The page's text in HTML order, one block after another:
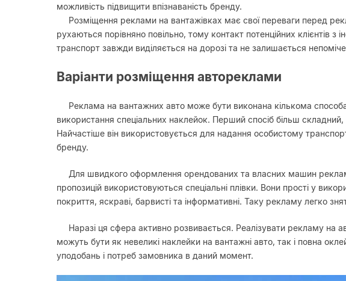
можливість підвищити впізнаваність бренду.
Розміщення реклами на вантажівках має свої переваги перед
рухаються порівняно повільно, тому контакт потенційних клієнтів
транспорт завжди виділяється на дорозі та не залишається
Варіанти розміщення автореклами
Реклама на вантажних авто може бути виконана кількома
використання спеціальних наклейок. Перший спосіб більш
Найчастіше він використовується для надання особистому
бренду.
Для швидкого оформлення орендованих та власних машин
пропозицій використовуються спеціальні плівки. Вони прості у
покриття, яскраві, барвисті та інформативні. Таку рекламу легко
Наразі ця сфера активно розвивається. Реалізувати рекламу на
можуть бути як невеликі наклейки на вантажні авто, так і повна
уподобань і потреб замовника в даний момент.